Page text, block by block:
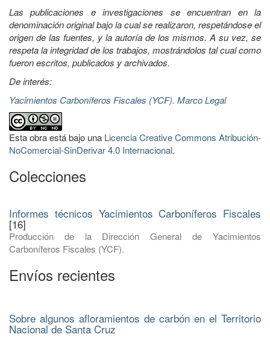
Las publicaciones e investigaciones se encuentran en la
denominación original bajo la cual se realizaron, respetándose el
origen de las fuentes, y la autoría de los mismos. A su vez, se
respeta la integridad de los trabajos, mostrándolos tal cual como
fueron escritos, publicados y archivados.
De interés:
Yacimientos Carboníferos Fiscales (YCF). Marco Legal
Esta obra está bajo una Licencia Creative Commons Atribución-
NoComercial-SinDerivar 4.0 Internacional.
Colecciones
Informes técnicos Yacimientos Carboníferos Fiscales
[16]
Producción de la Dirección General de Yacimientos
Carboníferos Fiscales (YCF).
Envíos recientes
Sobre algunos afloramientos de carbón en el Territorio
Nacional de Santa Cruz